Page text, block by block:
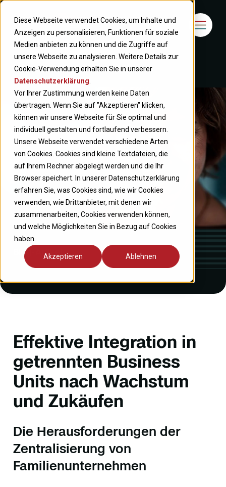
Diese Webseite verwendet Cookies, um Inhalte und
Anzeigen zu personalisieren, Funktionen für soziale
Medien anbieten zu können und die Zugriffe auf
unsere Webseite zu analysieren. Weitere Details zur
Cookie-Verwendung erhalten Sie in unserer
Datenschutzerklärung
Vor Ihrer Zustimmung werden keine Daten
übertragen. Wenn Sie auf "Akzeptieren" klicken,
können wir unsere Webseite für Sie optimal und
individuell gestalten und fortlaufend verbessern.
Unsere Webseite verwendet verschiedene Arten
von Cookies. Cookies sind kleine Textdateien, die
auf Ihrem Rechner abgelegt werden und die Ihr
Browser speichert. In unserer Datenschutzerklärung
erfahren Sie, was Cookies sind, wie wir Cookies
verwenden, wie Drittanbieter, mit denen wir
zusammenarbeiten, Cookies verwenden können,
und welche Möglichkeiten Sie in Bezug auf Cookies
haben.
Akzeptieren Ablehnen
Blog-Artikel
Effektive Integration in
getrennten Business
Units nach Wachstum
und Zukäufen
Die Herausforderungen der
Zentralisierung von
Familienunternehmen